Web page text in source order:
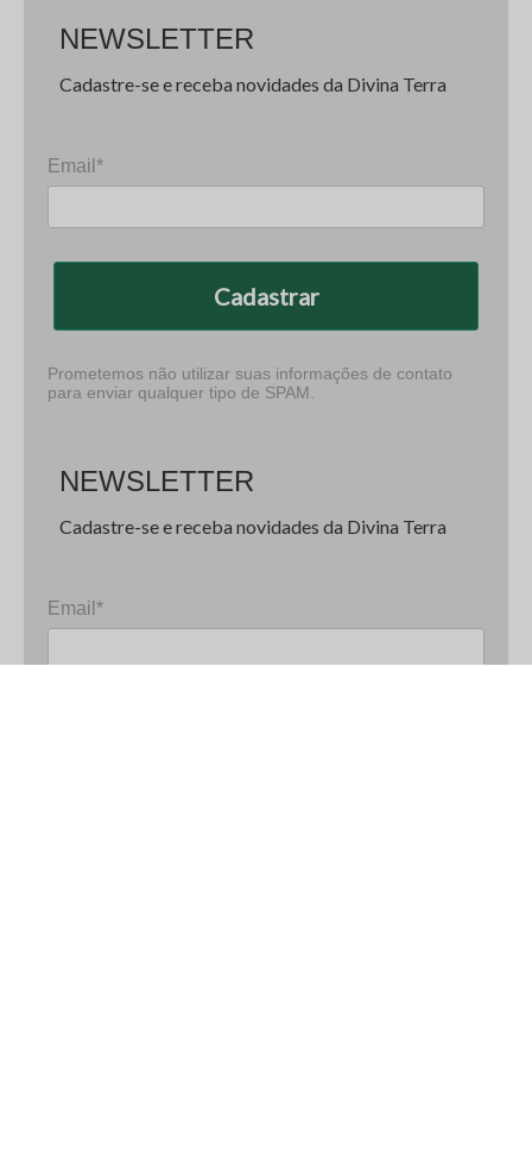
NEWSLETTER
Cadastre-se e receba novidades da Divina Terra
Email*
Cadastrar
Prometemos não utilizar suas informações de contato
para enviar qualquer tipo de SPAM.
NEWSLETTER
Cadastre-se e receba novidades da Divina Terra
Email*